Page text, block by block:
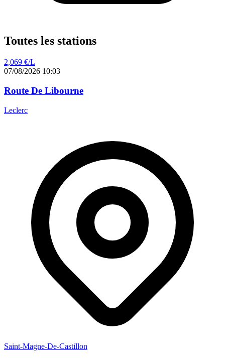
Toutes les stations
2,069 €/L
07/08/2026 10:03
Route De Libourne
Leclerc
Saint-Magne-De-Castillon